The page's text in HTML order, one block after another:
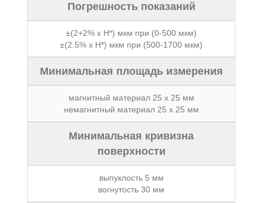
Погрешность показаний
±(2+2% х H*) мкм при (0-500 мкм)
±(2.5% х H*) мкм при (500-1700 мкм)
Минимальная площадь измерения
магнитный материал 25 x 25 мм
немагнитный материал 25 x 25 мм
Минимальная кривизна
поверхности
выпуклость 5 мм
вогнутость 30 мм